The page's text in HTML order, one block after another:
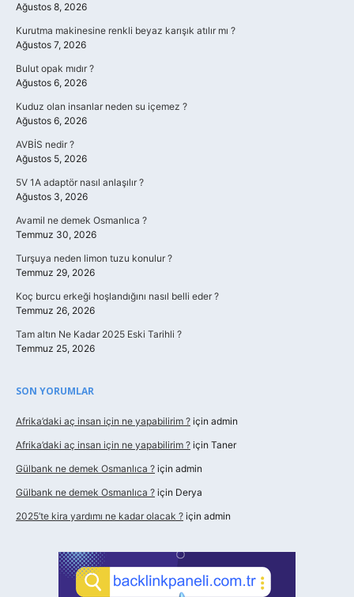
Ağustos 8, 2026
Kurutma makinesine renkli beyaz karışık atılır mı ?
Ağustos 7, 2026
Bulut opak mıdır ?
Ağustos 6, 2026
Kuduz olan insanlar neden su içemez ?
Ağustos 6, 2026
AVBİS nedir ?
Ağustos 5, 2026
5V 1A adaptör nasıl anlaşılır ?
Ağustos 3, 2026
Avamil ne demek Osmanlıca ?
Temmuz 30, 2026
Turşuya neden limon tuzu konulur ?
Temmuz 29, 2026
Koç burcu erkeği hoşlandığını nasıl belli eder ?
Temmuz 26, 2026
Tam altın Ne Kadar 2025 Eski Tarihli ?
Temmuz 25, 2026
SON YORUMLAR
Afrika’daki aç insan için ne yapabilirim ? için admin
Afrika’daki aç insan için ne yapabilirim ? için Taner
Gülbank ne demek Osmanlıca ? için admin
Gülbank ne demek Osmanlıca ? için Derya
2025’te kira yardımı ne kadar olacak ? için admin